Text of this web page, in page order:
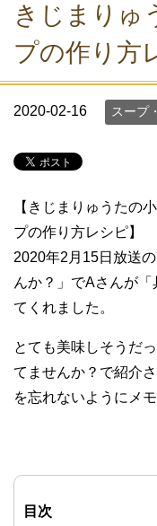
きじまりゅ
プの作り方
2020-02-16 スープ
【きじまりゅうたの
プの作り方レシピ】
2020年2月15日放送
んか？」でAさんが
てくれました。
とても美味しそうだ
てませんか？で紹介
を忘れないようにメ
目次